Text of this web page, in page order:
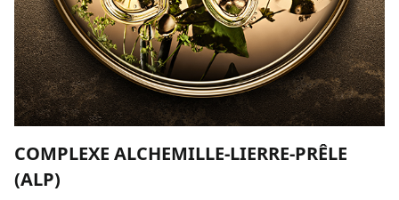
COMPLEXE ALCHEMILLE-LIERRE-PRÊLE
(ALP)